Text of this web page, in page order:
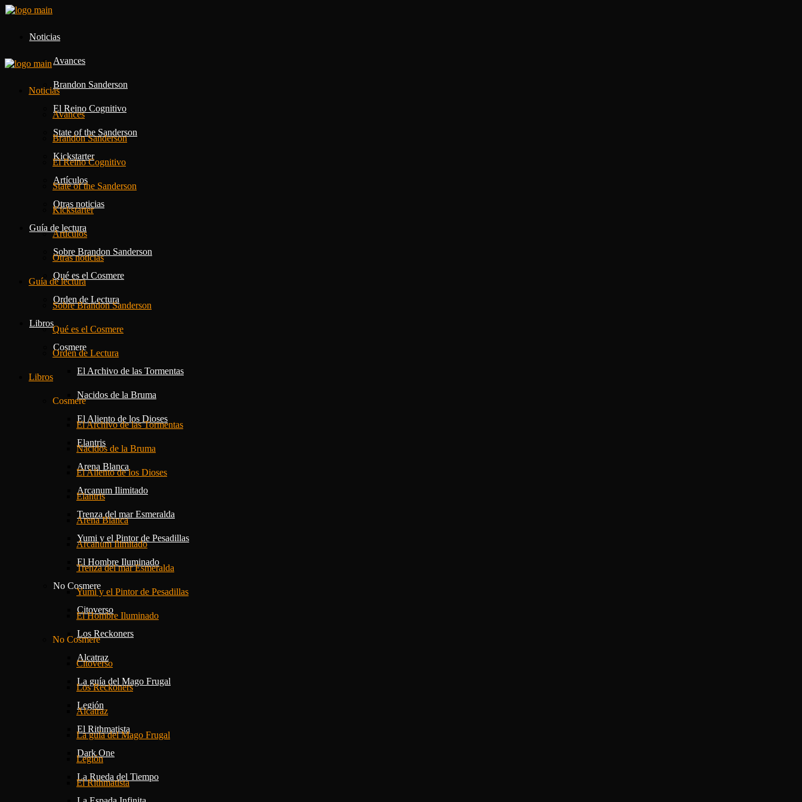
Noticias
Avances
Brandon Sanderson
El Reino Cognitivo
State of the Sanderson
Kickstarter
Artículos
Otras noticias
Guía de lectura
Sobre Brandon Sanderson
Qué es el Cosmere
Orden de Lectura
Libros
Cosmere
El Archivo de las Tormentas
Nacidos de la Bruma
El Aliento de los Dioses
Elantris
Arena Blanca
Arcanum Ilimitado
Trenza del mar Esmeralda
Yumi y el Pintor de Pesadillas
El Hombre Iluminado
No Cosmere
Citoverso
Los Reckoners
Alcatraz
La guía del Mago Frugal
Legión
El Rithmatista
Dark One
La Rueda del Tiempo
Noticias
Avances
Brandon Sanderson
El Reino Cognitivo
State of the Sanderson
Kickstarter
Artículos
Otras noticias
Guía de lectura
Sobre Brandon Sanderson
Qué es el Cosmere
Orden de Lectura
Libros
Cosmere
El Archivo de las Tormentas
Nacidos de la Bruma
El Aliento de los Dioses
Elantris
Arena Blanca
Arcanum Ilimitado
Trenza del mar Esmeralda
Yumi y el Pintor de Pesadillas
El Hombre Iluminado
No Cosmere
Citoverso
Los Reckoners
Alcatraz
La guía del Mago Frugal
Legión
El Rithmatista